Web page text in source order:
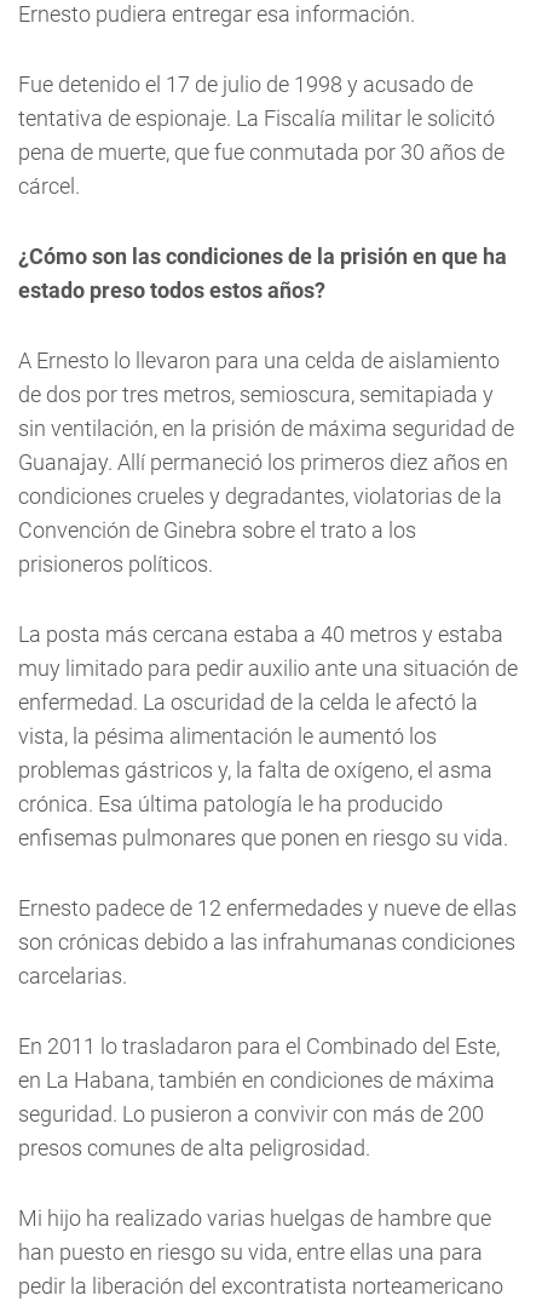
Ernesto pudiera entregar esa información.
Fue detenido el 17 de julio de 1998 y acusado de
tentativa de espionaje. La Fiscalía militar le solicitó
pena de muerte, que fue conmutada por 30 años de
cárcel.
¿Cómo son las condiciones de la prisión en que ha
estado preso todos estos años?
A Ernesto lo llevaron para una celda de aislamiento
de dos por tres metros, semioscura, semitapiada y
sin ventilación, en la prisión de máxima seguridad de
Guanajay. Allí permaneció los primeros diez años en
condiciones crueles y degradantes, violatorias de la
Convención de Ginebra sobre el trato a los
prisioneros políticos.
La posta más cercana estaba a 40 metros y estaba
muy limitado para pedir auxilio ante una situación de
enfermedad. La oscuridad de la celda le afectó la
vista, la pésima alimentación le aumentó los
problemas gástricos y, la falta de oxígeno, el asma
crónica. Esa última patología le ha producido
enfisemas pulmonares que ponen en riesgo su vida.
Ernesto padece de 12 enfermedades y nueve de ellas
son crónicas debido a las infrahumanas condiciones
carcelarias.
En 2011 lo trasladaron para el Combinado del Este,
en La Habana, también en condiciones de máxima
seguridad. Lo pusieron a convivir con más de 200
presos comunes de alta peligrosidad.
Mi hijo ha realizado varias huelgas de hambre que
han puesto en riesgo su vida, entre ellas una para
pedir la liberación del excontratista norteamericano